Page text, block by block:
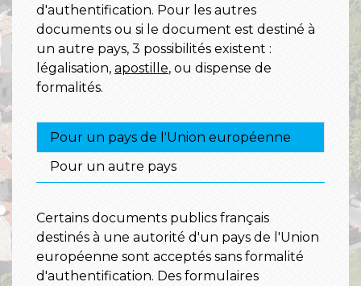
d'authentification. Pour les autres
documents ou si le document est destiné à
un autre pays, 3 possibilités existent :
légalisation, apostille, ou dispense de
formalités.
Pour un pays de l'Union européenne
Pour un autre pays
Certains documents publics français
destinés à une autorité d'un pays de l'Union
européenne sont acceptés sans formalité
d'authentification. Des formulaires